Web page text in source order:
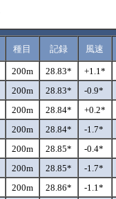
種目 記録 風速
200m 28.83*
+1.1*
200m 28.83*
-0.9*
200m 28.84*
+0.2*
200m 28.84*
-1.7*
200m 28.85*
-0.4*
200m 28.85*
-1.7*
200m 28.86*
-1.1*